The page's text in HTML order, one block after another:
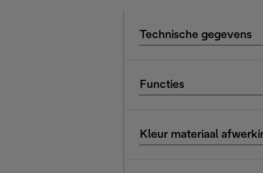
Technische gegevens
Functies
Kleur materiaal